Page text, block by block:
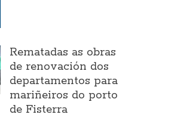
Rematadas as obras
de renovación dos
departamentos para
mariñeiros do porto
de Fisterra